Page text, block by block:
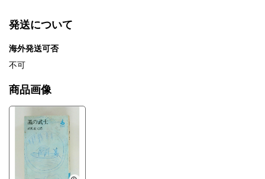
発送について
海外発送可否
不可
商品画像